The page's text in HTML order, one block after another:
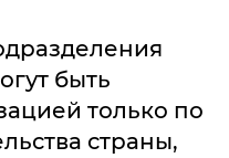
быть
только по
страны,